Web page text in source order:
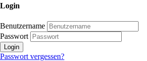
Login
Benutzername
Passwort
Login
Passwort vergessen?